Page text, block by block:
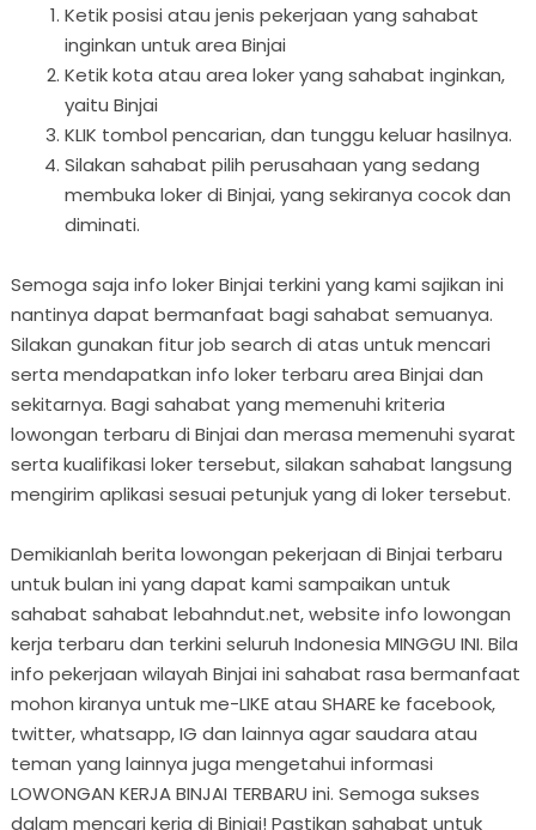
Ketik posisi atau jenis pekerjaan yang sahabat
inginkan untuk area Binjai
Ketik kota atau area loker yang sahabat inginkan,
yaitu Binjai
KLIK tombol pencarian, dan tunggu keluar hasilnya.
Silakan sahabat pilih perusahaan yang sedang
membuka loker di Binjai, yang sekiranya cocok dan
diminati.
Semoga saja info loker Binjai terkini yang kami sajikan ini
nantinya dapat bermanfaat bagi sahabat semuanya.
Silakan gunakan fitur job search di atas untuk mencari
serta mendapatkan info loker terbaru area Binjai dan
sekitarnya. Bagi sahabat yang memenuhi kriteria
lowongan terbaru di Binjai dan merasa memenuhi syarat
serta kualifikasi loker tersebut, silakan sahabat langsung
mengirim aplikasi sesuai petunjuk yang di loker tersebut.
Demikianlah berita lowongan pekerjaan di Binjai terbaru
untuk bulan ini yang dapat kami sampaikan untuk
sahabat sahabat lebahndut.net, website info lowongan
kerja terbaru dan terkini seluruh Indonesia MINGGU INI. Bila
info pekerjaan wilayah Binjai ini sahabat rasa bermanfaat
mohon kiranya untuk me-LIKE atau SHARE ke facebook,
twitter, whatsapp, IG dan lainnya agar saudara atau
teman yang lainnya juga mengetahui informasi
LOWONGAN KERJA BINJAI TERBARU ini. Semoga sukses
dalam mencari kerja di Binjai! Pastikan sahabat untuk